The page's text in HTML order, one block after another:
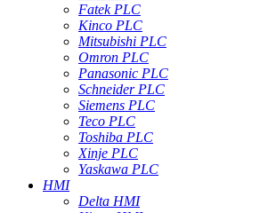
Fatek PLC
Kinco PLC
Mitsubishi PLC
Omron PLC
Panasonic PLC
Schneider PLC
Siemens PLC
Teco PLC
Toshiba PLC
Xinje PLC
Yaskawa PLC
HMI
Delta HMI